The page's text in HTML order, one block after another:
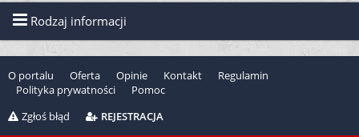
Rodzaj informacji
O portalu Oferta Opinie Kontakt
Regulamin
Polityka prywatności
Pomoc
Zgłoś błąd
REJESTRACJA